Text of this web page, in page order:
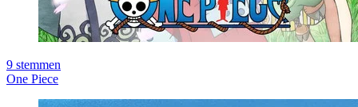
9 stemmen
One Piece